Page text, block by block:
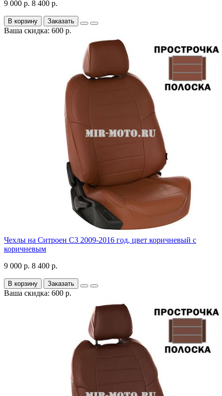
9 000 р. 8 400 р.
В корзину Заказать
Ваша скидка: 600 р.
Чехлы на Ситроен С3 2009-2016 год, цвет коричневый с
коричневым
9 000 р. 8 400 р.
В корзину Заказать
Ваша скидка: 600 р.